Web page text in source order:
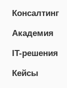
Консалтинг
Академия
IT-решения
Кейсы